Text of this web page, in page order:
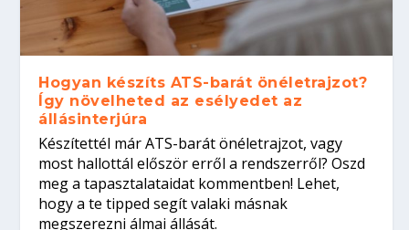
Hogyan készíts ATS-barát önéletrajzot?
Így növelheted az esélyedet az
állásinterjúra
Készítettél már ATS-barát önéletrajzot, vagy
most hallottál először erről a rendszerről? Oszd
meg a tapasztalataidat kommentben! Lehet,
hogy a te tipped segít valaki másnak
megszerezni álmai állását.